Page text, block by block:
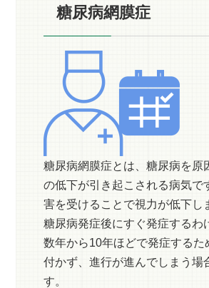
糖尿病網膜症
糖尿病網膜症とは、糖尿病を原
の低下が引き起こされる病気で
害を受けることで視力が低下し
糖尿病発症後にすぐ発症するわ
数年から10年ほどで発症するた
付かず、進行が進んでしまう場
す。